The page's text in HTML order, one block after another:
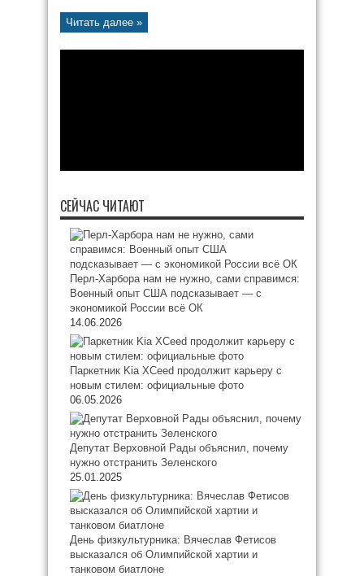
Читать далее »
СЕЙЧАС ЧИТАЮТ
Перл-Харбора нам не нужно, сами справимся:
Военный опыт США подсказывает — с
экономикой России всё ОК
14.06.2026
Паркетник Kia XCeed продолжит карьеру с
новым стилем: официальные фото
06.05.2026
Депутат Верховной Рады объяснил, почему
нужно отстранить Зеленского
25.01.2025
День физкультурника: Вячеслав Фетисов
высказался об Олимпийской хартии и
танковом биатлоне